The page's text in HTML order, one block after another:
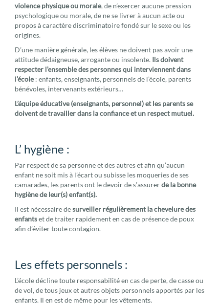
violence physique ou morale, de n’exercer aucune pression
psychologique ou morale, de ne se livrer à aucun acte ou
propos à caractère discriminatoire fondé sur le sexe ou les
origines.
D’une manière générale, les élèves ne doivent pas avoir une
attitude dédaigneuse, arrogante ou insolente. Ils doivent
respecter l’ensemble des personnes qui interviennent dans
l’école: enfants, enseignants, personnels de l’école, parents
bénévoles, intervenants extérieurs…
L’équipe éducative (enseignants, personnel) et les parents se
doivent de travailler dans la confiance et un respect mutuel.
L’ hygiène :
Par respect de sa personne et des autres et afin qu’aucun
enfant ne soit mis à l’écart ou subisse les moqueries de ses
camarades, les parents ont le devoir de s’assurerde la bonne
hygiène de leur(s) enfant(s).
Il est nécessaire desurveiller régulièrement la chevelure des
enfantset de traiter rapidement en cas de présence de poux
afin d’éviter toute contagion.
Les effets personnels :
L’école décline toute responsabilité en cas de perte, de casse ou
de vol, de tous jeux et autres objets personnels apportés par les
enfants. Il en est de même pour les vêtements.